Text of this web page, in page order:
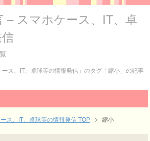
– スマホケース、IT、卓
ース、IT、卓球等の情報発信」のタグ「縮小」の記事
ス、IT、卓球等の情報発信 TOP 縮小